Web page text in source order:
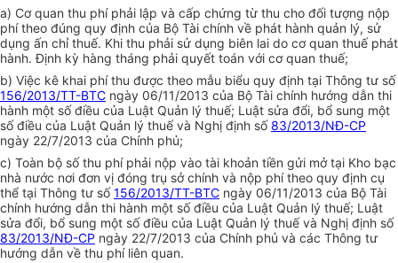
a) Cơ quan thu phí phải lập và cấp chứng từ thu cho đối tượng nộp
phí theo đúng quy định của Bộ Tài chính về phát hành quản lý, sử
dụng ấn chỉ thuế. Khi thu phải sử dụng biên lai do cơ quan thuế phát
hành. Định kỳ hàng tháng phải quyết toán với cơ quan thuế;
b) Việc kê khai phí thu được theo mẫu biểu quy định tại Thông tư số
156/2013/TT-BTC ngày 06/11/2013 của Bộ Tài chính hướng dẫn thi
hành một số điều của Luật Quản lý thuế; Luật sửa đổi, bổ sung một
số điều của Luật Quản lý thuế và Nghị định số83/2013/NĐ-CP
ngày 22/7/2013 của Chính phủ;
c) Toàn bộ số thu phí phải nộp vào tài khoản tiền gửi mở tại Kho bạc
nhà nước nơi đơn vị đóng trụ sở chính và nộp phí theo quy định cụ
thể tại Thông tư số156/2013/TT-BTC ngày 06/11/2013 của Bộ Tài
chính hướng dẫn thi hành một số điều của Luật Quản lý thuế; Luật
sửa đổi, bổ sung một số điều của Luật Quản lý thuế và Nghị định số
83/2013/NĐ-CP ngày 22/7/2013 của Chính phủ và các Thông tư
hướng dẫn về thu phí liên quan.